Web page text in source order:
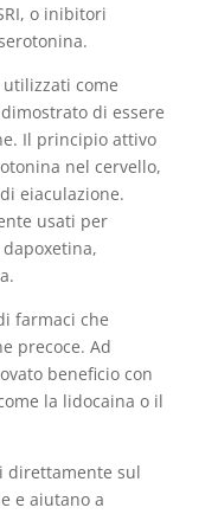
o inibitori
come
di essere
Il principio attivo
nel cervello,
eiaculazione.
usati per
farmaci che
precoce. Ad
beneficio con
la lidocaina o il
direttamente sul
e aiutano a